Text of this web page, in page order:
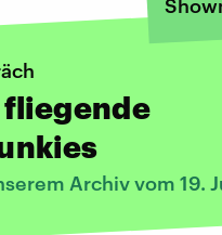
fliegende
Archiv vom 19.